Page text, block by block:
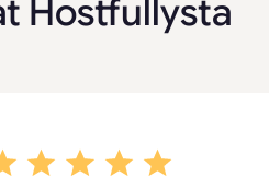
Hostfullysta